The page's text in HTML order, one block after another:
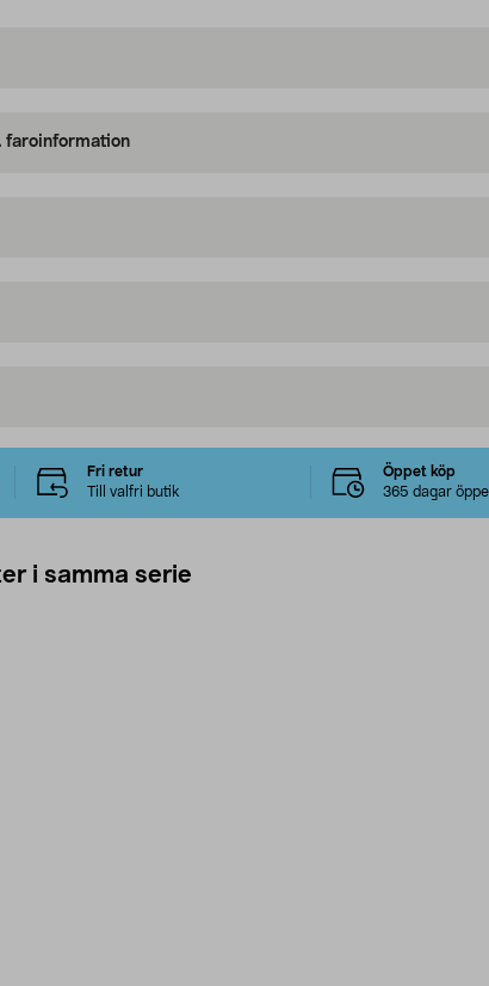
faroinformation
Fri retur
Till valfri butik
Öppet köp
365 dagar
i samma serie